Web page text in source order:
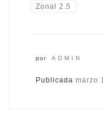
Zonal 2.5
por ADMIN
Publicada marzo